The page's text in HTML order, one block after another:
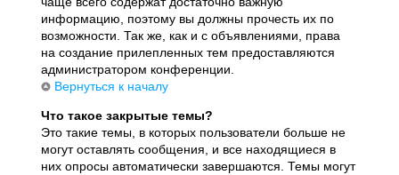
информацию, поэтому вы должны прочесть их по
возможности. Так же, как и с объявлениями, права
на создание прилепленных тем предоставляются
администратором конференции.
Вернуться к началу
Что такое закрытые темы?
Это такие темы, в которых пользователи больше не
могут оставлять сообщения, и все находящиеся в
них опросы автоматически завершаются. Темы могут